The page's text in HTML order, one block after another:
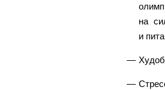
на
и